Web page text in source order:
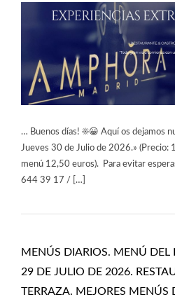
… Buenos días! ☀️😀 Aquí os dejamos
Jueves 30 de Julio de 2026.» (Precio:
menú 12,50 euros). Para evitar
644 39 17 / […]
MENÚS DIARIOS. MENÚ DEL
29 DE JULIO DE 2026.
TERRAZA. MEJORES MENÚS